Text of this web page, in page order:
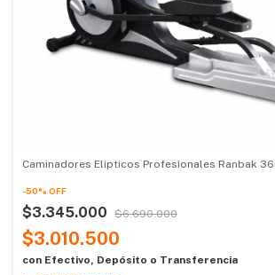
Caminadores Elipticos Profesionales Ranbak
-50% OFF
$3.345.000 $6.690.000
$3.010.500
con Efectivo, Depósito o Transferencia